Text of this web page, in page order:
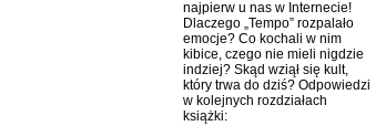
najpierw u nas w Internecie!
Dlaczego „Tempo” rozpalało
emocje? Co kochali w nim
kibice, czego nie mieli nigdzie
indziej? Skąd wziął się kult,
który trwa do dziś? Odpowiedzi
w kolejnych rozdziałach
książki: